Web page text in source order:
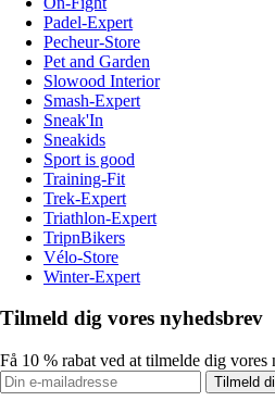
Padel-Expert
Pecheur-Store
Pet and Garden
Slowood Interior
Smash-Expert
Sneak'In
Sneakids
Sport is good
Training-Fit
Trek-Expert
Triathlon-Expert
TripnBikers
Vélo-Store
Winter-Expert
Tilmeld dig vores nyhedsbrev
Få 10 % rabat ved at tilmelde dig vores
Tilmeld